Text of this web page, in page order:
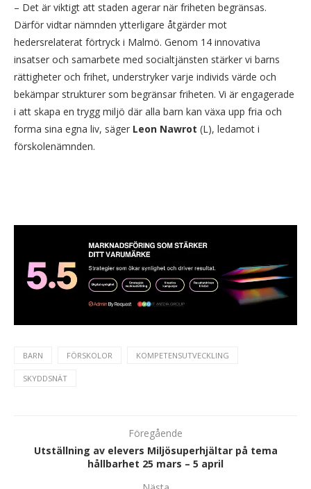
– Det är viktigt att staden agerar när friheten begränsas.
Därför vidtar nämnden ytterligare åtgärder mot
hedersrelaterat förtryck i Malmö. Genom 14 innovativa
insatser och samarbete med socialtjänsten stärker vi barns
rättigheter och frihet, understryker varje individs värde och
bekämpar strukturer som begränsar friheten. Vi är engagerade
i att skapa en trygg miljö där alla barn kan växa upp fria och
forma sina egna liv, säger Leon Nawrot (L), ledamot i
förskolenämnden.
BARN FÖRSKOLOR KOMPETENSUTVECKLING
SKYDDSNÄT
Föregående
Utställning av elevers Miljösuperhjältar på tema
hållbarhet 25 mars – 5 april